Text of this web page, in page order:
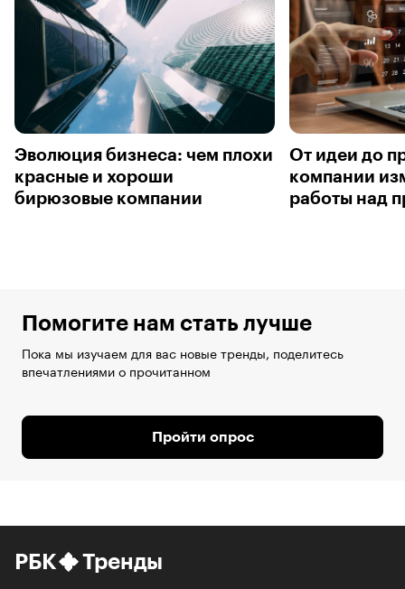
Эволюция бизнеса: чем плохи
красные и хороши
бирюзовые компании
От идеи до
компании
работы над
Помогите нам стать лучше
Пока мы изучаем для вас новые тренды, поделитесь
впечатлениями о прочитанном
Пройти опрос
РБК Тренды